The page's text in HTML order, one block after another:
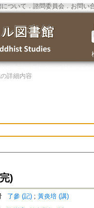
ついて ． 諮問委員会． お問い
詳細内容
)
了參 (記); 黃炎培 (講)